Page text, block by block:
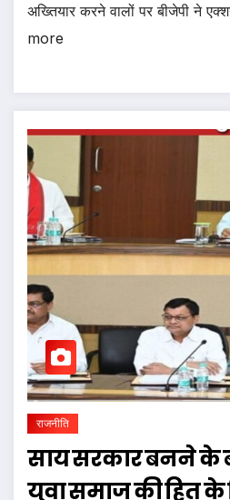
अख्तियार करने वालों पर बीजेपी ने
more
राजनीति
साय सरकार बनने के
युवा समाज की हित के